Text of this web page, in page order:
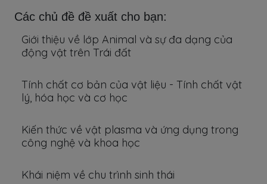
Các chủ đề đề xuất cho bạn:
Giới thiệu về lớp Animal và sự đa dạng của
động vật trên Trái đất
Tính chất cơ bản của vật liệu - Tính chất vật
lý, hóa học và cơ học
Kiến thức về vật plasma và ứng dụng trong
công nghệ và khoa học
Khái niệm về chu trình sinh thái